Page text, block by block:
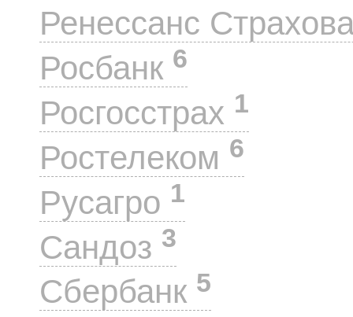
Ренессанс
Росбанк 6
Росгосстрах 1
Ростелеком 6
Русагро 1
Сандоз 3
Сбербанк 5